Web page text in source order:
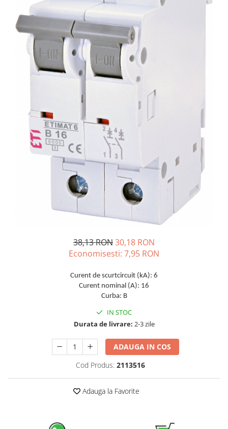
Incarcatoare acumulatori
Panouri fotovoltaice si accesorii
Panouri fotovoltaice
Sisteme prindere panouri
fotovoltaice
Accesorii
Invertoare On-grid
Invertoare Off-grid
Controlere solare
Convertoare de tensiune
Sisteme de stocare energie
Pachete complete stocare energie
Sisteme de Stocare Comerciale
Sisteme fotovoltaice de putere
mica (rulota/caravan/case de
Sisteme fotovoltaice profesionale
Pachete sisteme fotovoltaice
Statii de incarcare vehicule
Cabluri de incarcare vehicule
38,13 RON30,18 RON
Economisesti: 7,95 RON
Curent de scurtcircuit (kA): 6
Curent nominal (A): 16
Curba: B
IN STOC
Durata de livrare: 2-3 zile
ADAUGA IN COS
Cod Produs: 2113516
Adauga la Favorite